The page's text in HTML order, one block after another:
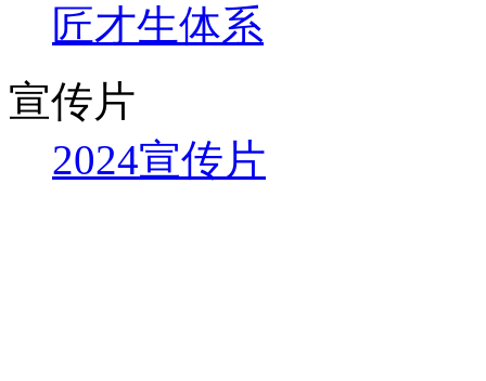
匠才生体系
宣传片
2024宣传片